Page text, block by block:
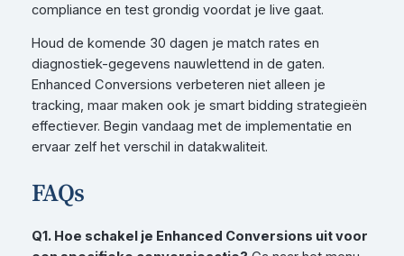
compliance en test grondig voordat je live gaat.
Houd de komende 30 dagen je match rates en
diagnostiek-gegevens nauwlettend in de gaten.
Enhanced Conversions verbeteren niet alleen je
tracking, maar maken ook je smart bidding strategieën
effectiever. Begin vandaag met de implementatie en
ervaar zelf het verschil in datakwaliteit.
FAQs
Q1. Hoe schakel je Enhanced Conversions uit voor